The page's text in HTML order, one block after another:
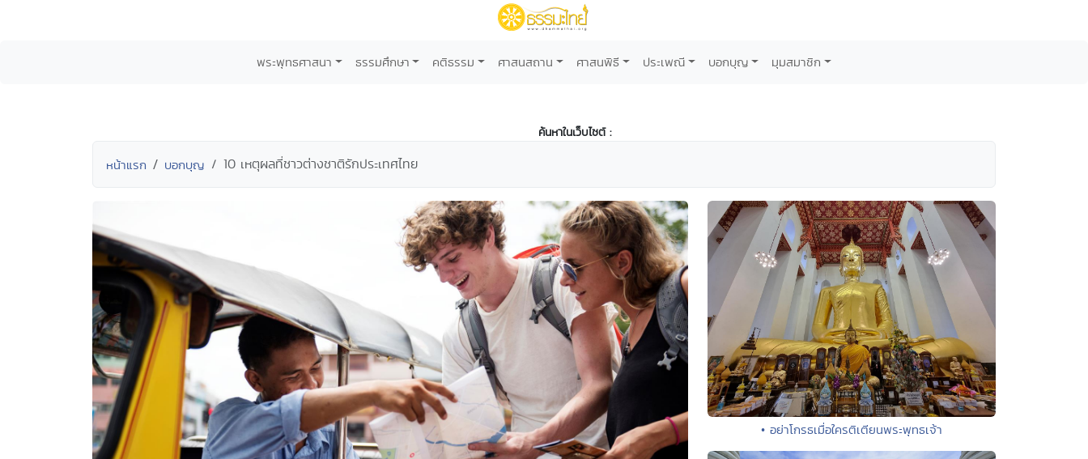
พระพุทธศาสนา ธรรมศึกษา คติธรรม ศาสนสถาน ศาสนพิธี ประเพณี บอกบุญ มุมสมาชิก
ค้นหาในเว็บไซต์ :
หน้าแรก บอกบุญ 10 เหตุผลที่ชาวต่างชาติรักประเทศไทย
• อย่าโกรธเมื่อใครติเตียนพระพุทธเจ้า